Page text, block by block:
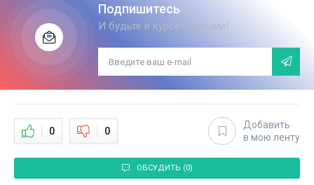
Подпишитесь
И будьте в курсе первыми!
0 0
Добавить
в мою ленту
ОБСУДИТЬ (0)